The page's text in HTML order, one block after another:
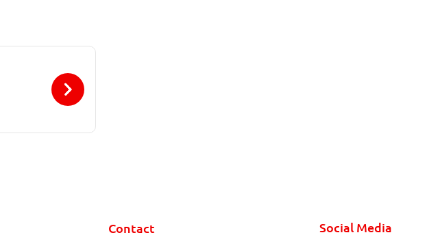
Contact Social Media